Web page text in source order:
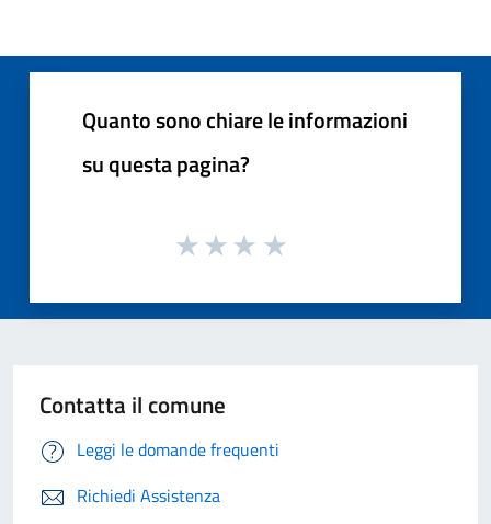
Quanto sono chiare le informazioni
su questa pagina?
Contatta il comune
Leggi le domande frequenti
Richiedi Assistenza